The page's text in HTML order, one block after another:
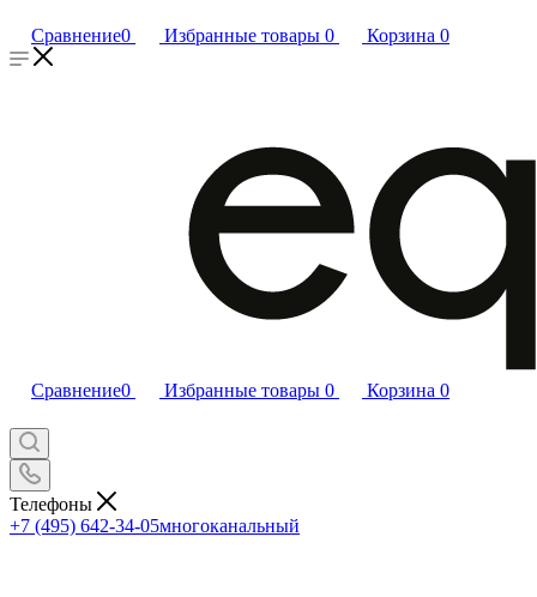
Сравнение0 Избранные товары 0 Корзина 0
Сравнение0 Избранные товары 0 Корзина 0
Телефоны
+7 (495) 642-34-05многоканальный